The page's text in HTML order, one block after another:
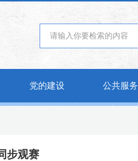
党的建设 公共服务
步观赛